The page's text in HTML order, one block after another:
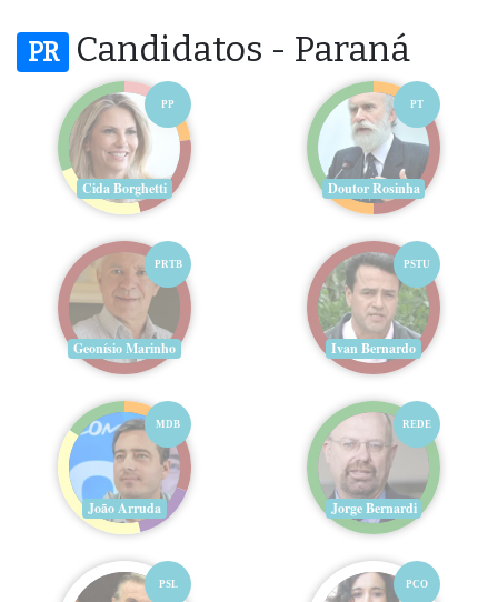
PR Candidatos - Paraná
PP
Cida Borghetti
PT
Doutor Rosinha
PRTB
Geonísio Marinho
PSTU
Ivan Bernardo
MDB
João Arruda
REDE
Jorge Bernardi
PSL PCO